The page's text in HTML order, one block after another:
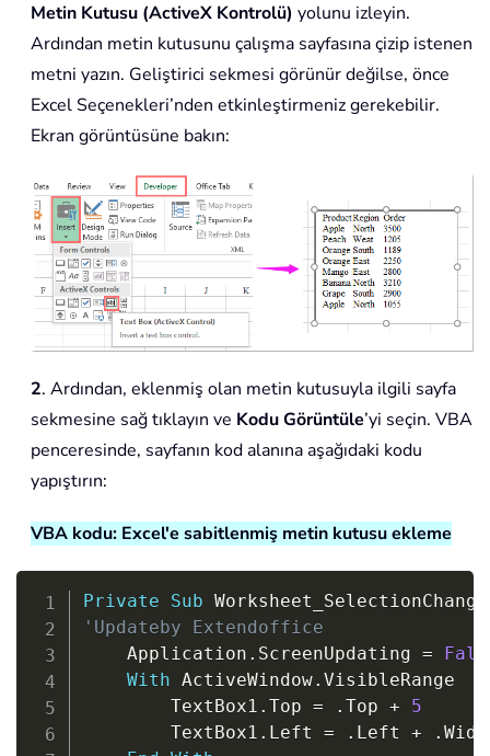
Metin Kutusu (ActiveX Kontrolü) yolunu izleyin.
Ardından metin kutusunu çalışma sayfasına çizip istenen
metni yazın. Geliştirici sekmesi görünür değilse, önce
Excel Seçenekleri’nden etkinleştirmeniz gerekebilir.
Ekran görüntüsüne bakın:
2. Ardından, eklenmiş olan metin kutusuyla ilgili sayfa
sekmesine sağ tıklayın ve Kodu Görüntüle’yi seçin. VBA
penceresinde, sayfanın kod alanına aşağıdaki kodu
yapıştırın:
VBA kodu: Excel'e sabitlenmiş metin kutusu ekleme
Private Sub Worksheet_SelectionChange
'Updateby Extendoffice
    Application
. ScreenUpdating =
With ActiveWindow. VisibleRange
        TextBox1
. Top = . Top +
5
        TextBox1
. Left = . Left + .
Copy